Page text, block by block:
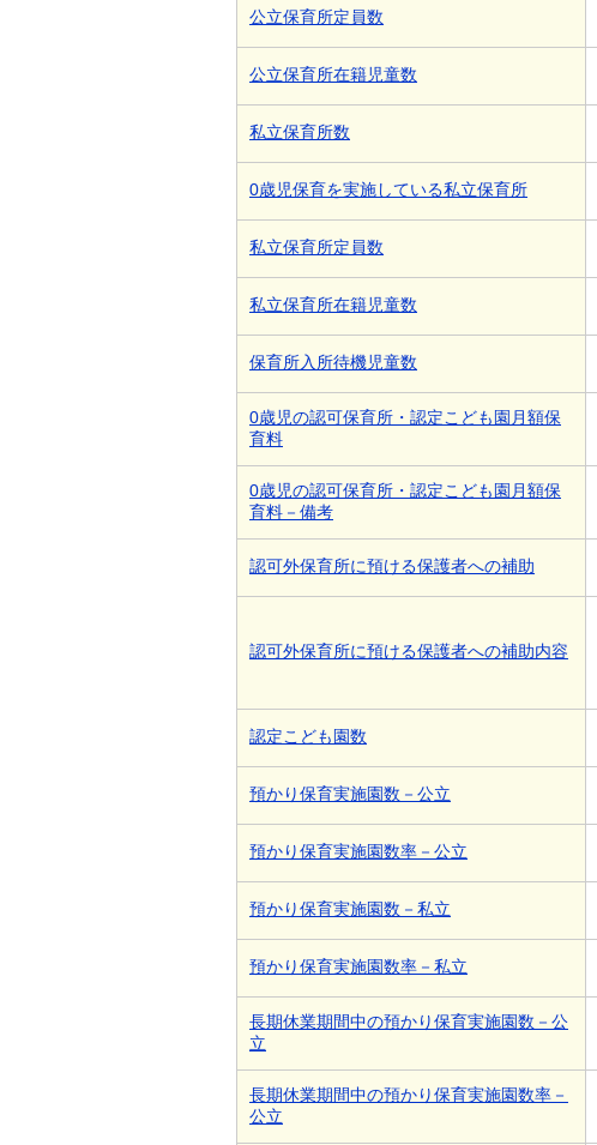
公立保育所定員数
公立保育所在籍児童数
私立保育所数
0歳児保育を実施している私立保育所
私立保育所定員数
私立保育所在籍児童数
保育所入所待機児童数
0歳児の認可保育所・認定こども園月額保
育料
0歳児の認可保育所・認定こども園月額保
育料－備考
認可外保育所に預ける保護者への補助
認可外保育所に預ける保護者への補助内容
認定こども園数
預かり保育実施園数－公立
預かり保育実施園数率－公立
預かり保育実施園数－私立
預かり保育実施園数率－私立
長期休業期間中の預かり保育実施園数－公
立
長期休業期間中の預かり保育実施園数率－
公立